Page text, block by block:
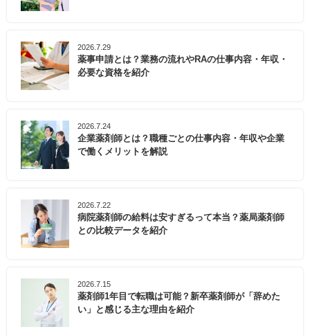
2026.7.29
薬事申請とは？業務の流れやRAの仕事内容・年収・
必要な資格を紹介
2026.7.24
企業薬剤師とは？職種ごとの仕事内容・年収や企業
で働くメリットを解説
2026.7.22
病院薬剤師の給料は安すぎるって本当？薬局薬剤師
との比較データを紹介
2026.7.15
薬剤師1年目で転職は可能？新卒薬剤師が「辞めた
い」と感じる主な理由を紹介